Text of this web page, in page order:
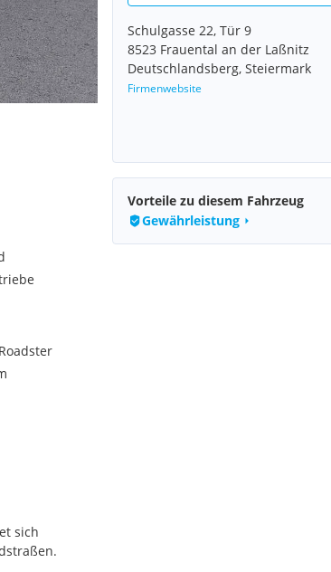
Schulgasse 22, Tür 9
8523 Frauental an der Laßnitz
Deutschlandsberg, Steiermark
Firmenwebsite
sich
Vorteile zu diesem Fahrzeug
Gewährleistung